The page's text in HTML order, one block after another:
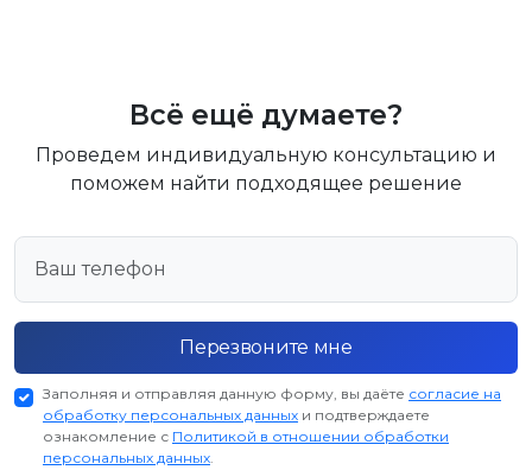
Всё ещё думаете?
Проведем индивидуальную консультацию и
поможем найти подходящее решение
Перезвоните мне
Заполняя и отправляя данную форму, вы даёте согласие на
обработку персональных данных и подтверждаете
ознакомление с Политикой в отношении обработки
персональных данных